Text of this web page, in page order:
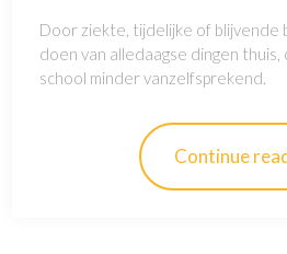
Door ziekte, tijdelijke of blijvende
doen van alledaagse dingen
school minder vanzelfsprekend.
Continue